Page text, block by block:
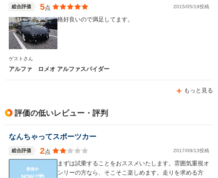
総合評価 5点 2015/05/19投稿
格好良いので満足してます。
ゲストさん
アルファ ロメオ アルファスパイダー
もっと見る
評価の低いレビュー・評判
なんちゃってスポーツカー
総合評価 2点 2017/09/13投稿
まずは試乗することをおススメいたします。雰囲気重視オ
ンリーの方なら、そこそこ楽しめます。走りを求める方